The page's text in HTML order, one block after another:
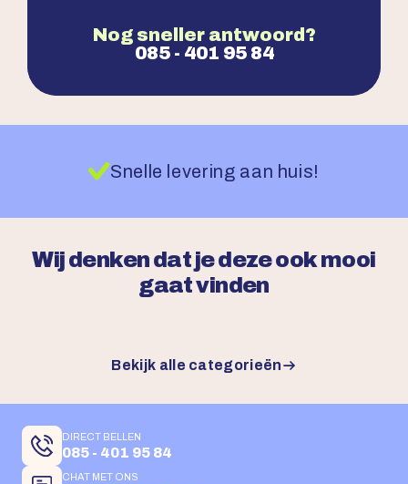
Nog sneller antwoord?
085 - 401 95 84
Snelle levering aan huis!
Wij denken dat je deze ook mooi
gaat vinden
Bekijk alle categorieën
DIRECT BELLEN
085 - 401 95 84
CHAT MET ONS